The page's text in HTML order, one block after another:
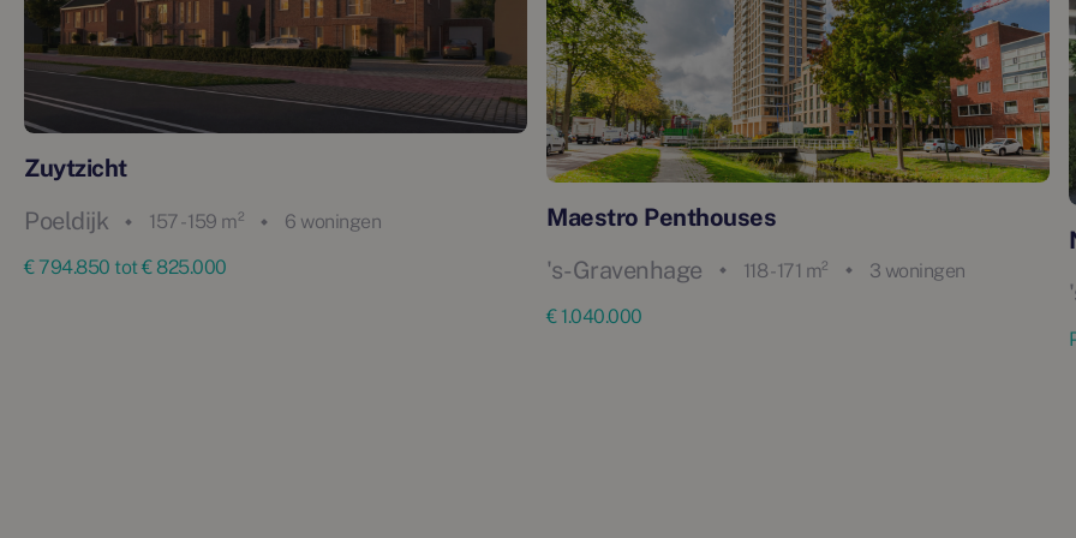
Zuytzicht
Poeldijk
157 - 159 m²
6 woningen
€ 794.850 tot € 825.000
Maestro Penthouses
's-Gravenhage
118 - 171 m²
3 woningen
€ 1.040.000